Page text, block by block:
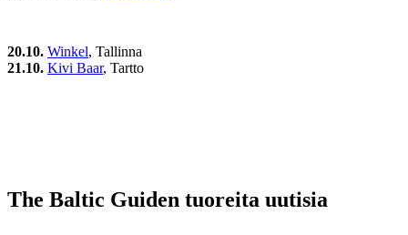
20.10. Winkel, Tallinna
21.10. Kivi Baar, Tartto
The Baltic Guiden tuoreita uutisia